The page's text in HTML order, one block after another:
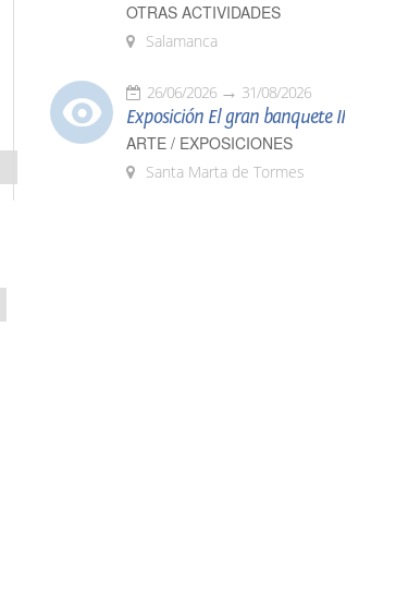
OTRAS ACTIVIDADES
Salamanca
26/06/2026 31/08/2026
Exposición El gran banquete II
ARTE / EXPOSICIONES
Santa Marta de Tormes